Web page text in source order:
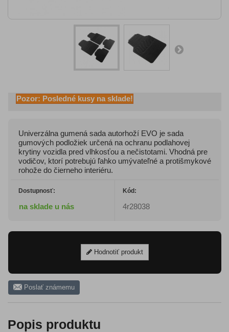
Pozor: Posledné kusy na sklade!
Univerzálna gumená sada autorhoží EVO je sada
gumových podložiek určená na ochranu podlahovej
krytiny vozidla pred vlhkosťou a nečistotami. Vhodná pre
vodičov, ktorí potrebujú ľahko umývateľné a protišmykové
rohože do čierneho interiéru.
Dostupnosť:
na sklade u nás
Kód:
4r28038
Hodnotiť produkt
Poslať známemu
Popis produktu